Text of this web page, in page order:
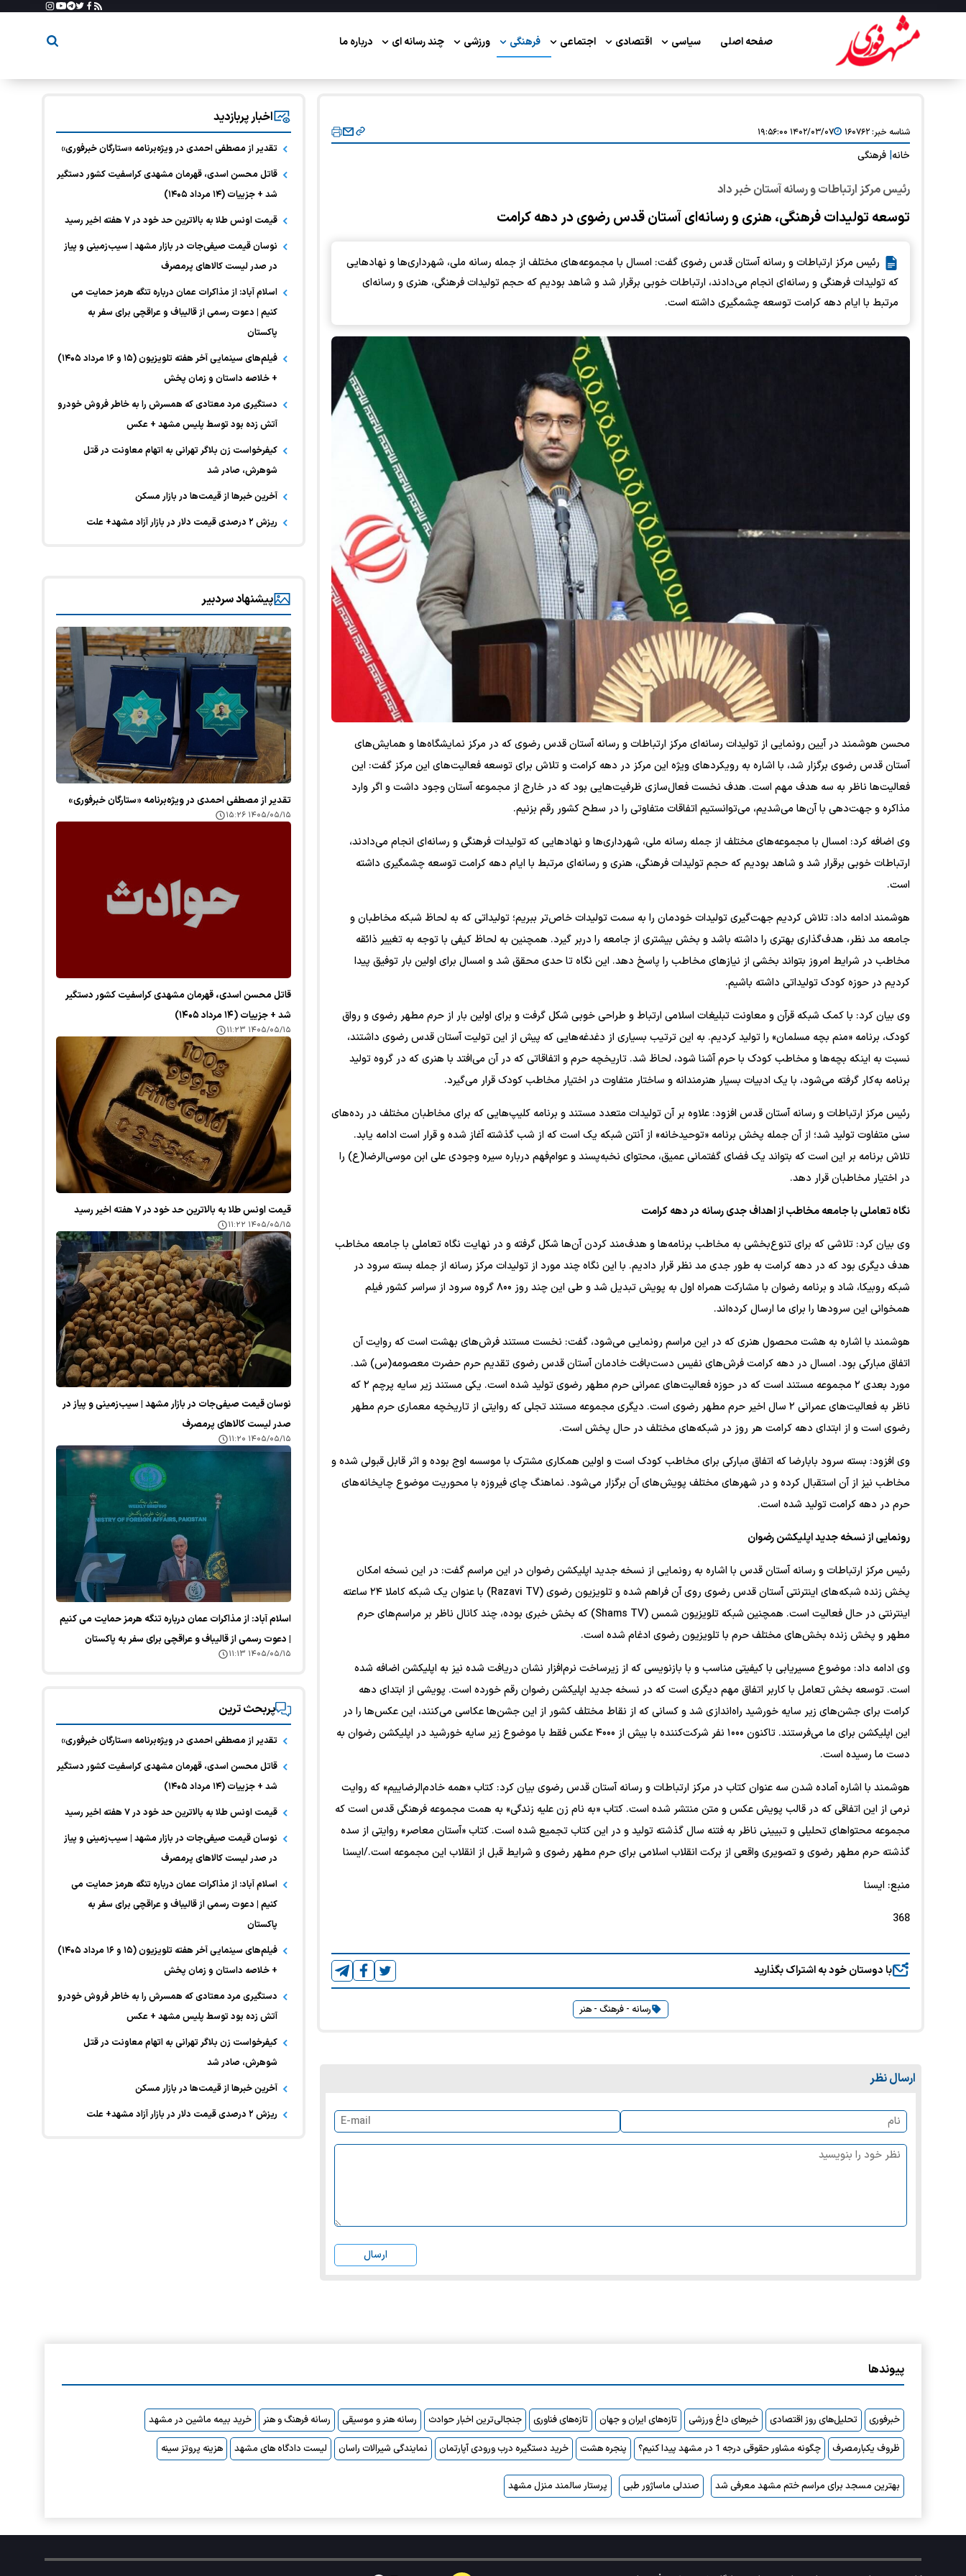
صفحه اصلی سیاسی اقتصادی اجتماعی فرهنگی ورزشی چند رسانه ای درباره ما
شناسه خبر:۱۶۰۷۶۲ ۱۴۰۲/۰۳/۰۷ ۱۹:۵۶:۰۰
خانه فرهنگی
رئیس مرکز ارتباطات و رسانه آستان خبر داد
توسعه تولیدات فرهنگی، هنری و رسانه‌ای آستان قدس رضوی در دهه کرامت
رئیس مرکز ارتباطات و رسانه آستان قدس رضوی گفت: امسال با مجموعه‌های مختلف از جمله رسانه ملی، شهرداری‌ها و نهادهایی
که تولیدات فرهنگی و رسانه‌ای انجام می‌دادند، ارتباطات خوبی برقرار شد و شاهد بودیم که حجم تولیدات فرهنگی، هنری و رسانه‌ای
مرتبط با ایام دهه کرامت توسعه چشمگیری داشته است.
محسن هوشمند در آیین رونمایی از تولیدات رسانه‌ای مرکز ارتباطات و رسانه آستان قدس رضوی که در مرکز نمایشگاه‌ها و همایش‌های
آستان قدس رضوی برگزار شد، با اشاره به رویکردهای ویژه این مرکز در دهه کرامت و تلاش برای توسعه فعالیت‌های این مرکز گفت: این
فعالیت‌ها ناظر به سه هدف مهم است. هدف نخست فعال‌سازی ظرفیت‌هایی بود که در خارج از مجموعه آستان وجود داشت و اگر وارد
مذاکره و جهت‌دهی با آن‌ها می‌شدیم، می‌توانستیم اتفاقات متفاوتی را در سطح کشور رقم بزنیم.
وی اضافه کرد: امسال با مجموعه‌های مختلف از جمله رسانه ملی، شهرداری‌ها و نهادهایی که تولیدات فرهنگی و رسانه‌ای انجام می‌دادند،
ارتباطات خوبی برقرار شد و شاهد بودیم که حجم تولیدات فرهنگی، هنری و رسانه‌ای مرتبط با ایام دهه کرامت توسعه چشمگیری داشته
است.
هوشمند ادامه داد: تلاش کردیم جهت‌گیری تولیدات خودمان را به سمت تولیدات خاص‌تر ببریم؛ تولیداتی که به لحاظ شبکه مخاطبان و
جامعه مد نظر، هدف‌گذاری بهتری را داشته باشد و بخش بیشتری از جامعه را دربر گیرد. همچنین به لحاظ کیفی با توجه به تغییر ذائقه
مخاطب در شرایط امروز بتواند بخشی از نیازهای مخاطب را پاسخ دهد. این نگاه تا حدی محقق شد و امسال برای اولین بار توفیق پیدا
کردیم در حوزه کودک تولیداتی داشته باشیم.
وی بیان کرد: با کمک شبکه قرآن و معاونت تبلیغات اسلامی ارتباط و طراحی خوبی شکل گرفت و برای اولین بار از حرم مطهر رضوی و رواق
کودک، برنامه‌ «منم بچه مسلمان» را تولید کردیم. به این ترتیب بسیاری از دغدغه‌هایی که پیش از این تولیت آستان قدس رضوی داشتند،
نسبت به اینکه بچه‌ها و مخاطب کودک با حرم آشنا شود، لحاظ شد. تاریخچه حرم و اتفاقاتی که در آن می‌افتد با هنری که در گروه تولید
برنامه به‌کار گرفته می‌شود، با یک ادبیات بسیار هنرمندانه و ساختار متفاوت در اختیار مخاطب کودک قرار می‌گیرد.
رئیس مرکز ارتباطات و رسانه آستان قدس افزود: علاوه بر آن تولیدات متعدد مستند و برنامه کلیپ‌هایی که برای مخاطبان مختلف در رده‌های
سنی متفاوت تولید شد؛ از آن جمله پخش برنامه‌ «توحیدخانه» از آنتن شبکه یک است که از شب گذشته آغاز شده و قرار است ادامه یابد.
تلاش برنامه بر این است که بتواند یک فضای گفتمانی عمیق، محتوای نخبه‌پسند و عوام‌فهم درباره سیره وجودی علی ابن موسی‌الرضا(ع) را
در اختیار مخاطبان قرار دهد.
نگاه تعاملی با جامعه مخاطب از اهداف جدی رسانه در دهه کرامت
وی بیان کرد: تلاشی که برای تنوع‌بخشی به مخاطب برنامه‌ها و هدف‌مند کردن آن‌ها شکل گرفته و در نهایت نگاه تعاملی با جامعه مخاطب
هدف دیگری بود که در دهه کرامت به طور جدی مد نظر قرار دادیم. با این نگاه چند مورد از تولیدات مرکز رسانه از جمله بسته سرود در
شبکه روبیکا، شاد و برنامه رضوان با مشارکت همراه اول به پویش تبدیل شد و طی این چند روز ۸۰۰ گروه سرود از سراسر کشور فیلم
همخوانی این سرودها را برای ما ارسال کرده‌اند.
هوشمند با اشاره به هشت محصول هنری که در این مراسم رونمایی می‌شود، گفت: نخست مستند فرش‌های بهشت است که روایت آن
اتفاق مبارکی بود. امسال در دهه کرامت فرش‌های نفیس دست‌بافت خادمان آستان قدس رضوی تقدیم حرم حضرت معصومه(س) شد.
مورد بعدی ۲ مجموعه مستند است که در حوزه فعالیت‌های عمرانی حرم مطهر رضوی تولید شده است. یکی مستند زیر سایه پرچم ۲ که
ناظر به فعالیت‌های عمرانی ۲ سال اخیر حرم مطهر رضوی است. دیگری مجموعه مستند تجلی که روایتی از تاریخچه معماری حرم مطهر
رضوی است و از ابتدای دهه کرامت هر روز در شبکه‌های مختلف در حال پخش است.
وی افزود: بسته سرود بابارضا که اتفاق مبارکی برای مخاطب کودک است و اولین همکاری مشترک با موسسه اوج بوده و اثر قابل قبولی شده و
مخاطب نیز از آن استقبال کرده و در شهرهای مختلف پویش‌های آن برگزار می‌شود. نماهنگ چای فیروزه با محوریت موضوع چایخانه‌های
حرم در دهه کرامت تولید شده است.
رونمایی از نسخه جدید اپلیکشن رضوان
رئیس مرکز ارتباطات و رسانه آستان قدس با اشاره به رونمایی از نسخه جدید اپلیکشن رضوان در این مراسم گفت: در این نسخه امکان
پخش زنده شبکه‌های اینترنتی آستان قدس رضوی روی آن فراهم شده و تلویزیون رضوی (Razavi TV) با عنوان یک شبکه کاملا ۲۴ ساعته
اینترنتی در حال فعالیت است. همچنین شبکه تلویزیون شمس (Shams TV) که بخش خبری بوده، چند کانال ناظر بر مراسم‌های حرم
مطهر و پخش زنده بخش‌های مختلف حرم با تلویزیون رضوی ادغام شده است.
وی ادامه داد: موضوع مسیریابی با کیفیتی مناسب و با بازنویسی که از زیرساخت نرم‌افزار نشان دریافت شده نیز به اپلیکشن اضافه شده
است. توسعه بخش تعامل با کاربر اتفاق مهم دیگری است که در نسخه جدید اپلیکشن رضوان رقم خورده است. پویشی از ابتدای دهه
کرامت برای جشن‌های زیر سایه خورشید راه‌اندازی شد و کسانی که از نقاط مختلف کشور از این جشن‌ها عکاسی می‌کنند، این عکس‌ها را در
این اپلیکشن برای ما می‌فرستند. تاکنون ۱۰۰۰ نفر شرکت‌کننده با بیش از ۴۰۰۰ عکس فقط با موضوع زیر سایه خورشید در اپلیکشن رضوان به
دست ما رسیده است.
هوشمند با اشاره آماده شدن سه عنوان کتاب در مرکز ارتباطات و رسانه آستان قدس رضوی بیان کرد: کتاب «همه خادم‌الرضاییم» که روایت
نرمی از این اتفاقی که در قالب پویش عکس و متن منتشر شده است. کتاب «به نام زن علیه زندگی» به همت مجموعه فرهنگی قدس است که
مجموعه محتواهای تحلیلی و تبیینی ناظر به فتنه سال گذشته تولید و در این کتاب تجمیع شده است. کتاب «آستان معاصر» روایتی از سده
گذشته حرم مطهر رضوی و تصویری واقعی از برکت انقلاب اسلامی برای حرم مطهر رضوی و شرایط قبل از انقلاب این مجموعه است./ایسنا
منبع: ایسنا
368
با دوستان خود به اشتراک بگذارید
رسانه - فرهنگ - هنر
ارسال نظر
ارسال
اخبار پربازدید
تقدیر از مصطفی احمدی در ویژه‌برنامه «ستارگان خبرفوری»
قاتل محسن اسدی، قهرمان مشهدی کراسفیت کشور دستگیر
شد + جزییات (۱۴ مرداد ۱۴۰۵)
قیمت اونس طلا به بالاترین حد خود در ۷ هفته اخیر رسید
نوسان قیمت صیفی‌جات در بازار مشهد | سیب‌زمینی و پیاز
در صدر لیست کالا‌های پرمصرف
اسلام آباد: از مذاکرات عمان درباره تنگه هرمز حمایت می
کنیم | دعوت رسمی از قالیباف و عراقچی برای سفر به
پاکستان
فیلم‌های سینمایی آخر هفته تلویزیون (۱۵ و ۱۶ مرداد ۱۴۰۵)
+ خلاصه داستان و زمان پخش
دستگیری مرد معتادی که همسرش را به خاطر فروش خودرو
آتش زده بود توسط پلیس مشهد + عکس
کیفرخواست زن بلاگر تهرانی به اتهام معاونت در قتل
شوهرش، صادر شد
آخرین خبر‌ها از قیمت‌ها در بازار مسکن
ریزش ۲ درصدی قیمت دلار در بازار آزاد مشهد+ علت
پیشنهاد سردبیر
تقدیر از مصطفی احمدی در ویژه‌برنامه «ستارگان خبرفوری»
۱۴۰۵/۰۵/۱۵ ۱۵:۲۶
قاتل محسن اسدی، قهرمان مشهدی کراسفیت کشور دستگیر
شد + جزییات (۱۴ مرداد ۱۴۰۵)
۱۴۰۵/۰۵/۱۵ ۱۱:۲۳
قیمت اونس طلا به بالاترین حد خود در ۷ هفته اخیر رسید
۱۴۰۵/۰۵/۱۵ ۱۱:۲۲
نوسان قیمت صیفی‌جات در بازار مشهد | سیب‌زمینی و پیاز در
صدر لیست کالا‌های پرمصرف
۱۴۰۵/۰۵/۱۵ ۱۱:۲۰
اسلام آباد: از مذاکرات عمان درباره تنگه هرمز حمایت می کنیم
| دعوت رسمی از قالیباف و عراقچی برای سفر به پاکستان
۱۴۰۵/۰۵/۱۵ ۱۱:۱۳
پربحث ترین
تقدیر از مصطفی احمدی در ویژه‌برنامه «ستارگان خبرفوری»
قاتل محسن اسدی، قهرمان مشهدی کراسفیت کشور دستگیر
شد + جزییات (۱۴ مرداد ۱۴۰۵)
قیمت اونس طلا به بالاترین حد خود در ۷ هفته اخیر رسید
نوسان قیمت صیفی‌جات در بازار مشهد | سیب‌زمینی و پیاز
در صدر لیست کالا‌های پرمصرف
اسلام آباد: از مذاکرات عمان درباره تنگه هرمز حمایت می
کنیم | دعوت رسمی از قالیباف و عراقچی برای سفر به
پاکستان
فیلم‌های سینمایی آخر هفته تلویزیون (۱۵ و ۱۶ مرداد ۱۴۰۵)
+ خلاصه داستان و زمان پخش
دستگیری مرد معتادی که همسرش را به خاطر فروش خودرو
آتش زده بود توسط پلیس مشهد + عکس
کیفرخواست زن بلاگر تهرانی به اتهام معاونت در قتل
شوهرش، صادر شد
آخرین خبر‌ها از قیمت‌ها در بازار مسکن
ریزش ۲ درصدی قیمت دلار در بازار آزاد مشهد+ علت
پیوندها
خبرفوری تحلیل‌های روز اقتصادی خبرهای داغ ورزشی تازه‌های ایران و جهان تازه‌های فناوری جنجالی‌ترین اخبار حوادث رسانه هنر و موسیقی رسانه فرهنگ و هنر
خرید بیمه ماشین در مشهد
ظروف یکبارمصرف
چگونه مشاور حقوقی درجه 1 در مشهد پیدا کنیم؟ پنجره هشت خرید دستگیره درب ورودی آپارتمان نمایندگی شیرالات راسان لیست دادگاه های مشهد هزینه پروتز سینه
بهترین مسجد برای مراسم ختم مشهد معرفی شد صندلی ماساژور طبی پرستار سالمند منزل مشهد